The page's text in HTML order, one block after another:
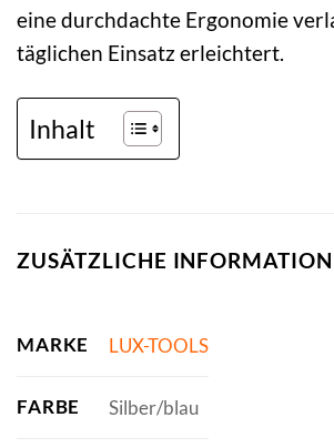
eine durchdachte Ergonomie
täglichen Einsatz erleichtert.
Inhalt
ZUSÄTZLICHE
MARKE LUX-TOOLS
FARBE Silber/blau